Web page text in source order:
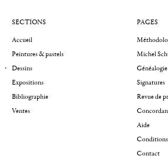
SECTIONS
Accueil
Peintures & pastels
Dessins
Expositions
Bibliographie
Ventes
PAGES
Michel
Généalogie
Signatures
Revue de
Aide
Contact